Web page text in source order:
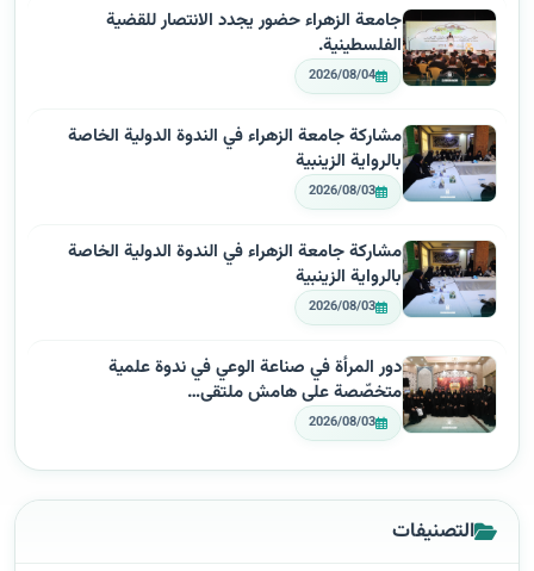
جامعة الزهراء حضور يجدد الانتصار للقضية
الفلسطينية.
2026/08/04
مشاركة جامعة الزهراء في الندوة الدولية الخاصة
بالرواية الزينبية
2026/08/03
مشاركة جامعة الزهراء في الندوة الدولية الخاصة
بالرواية الزينبية
2026/08/03
دور المرأة في صناعة الوعي في ندوة علمية
متخصّصة على هامش ملتقى…
2026/08/03
التصنيفات